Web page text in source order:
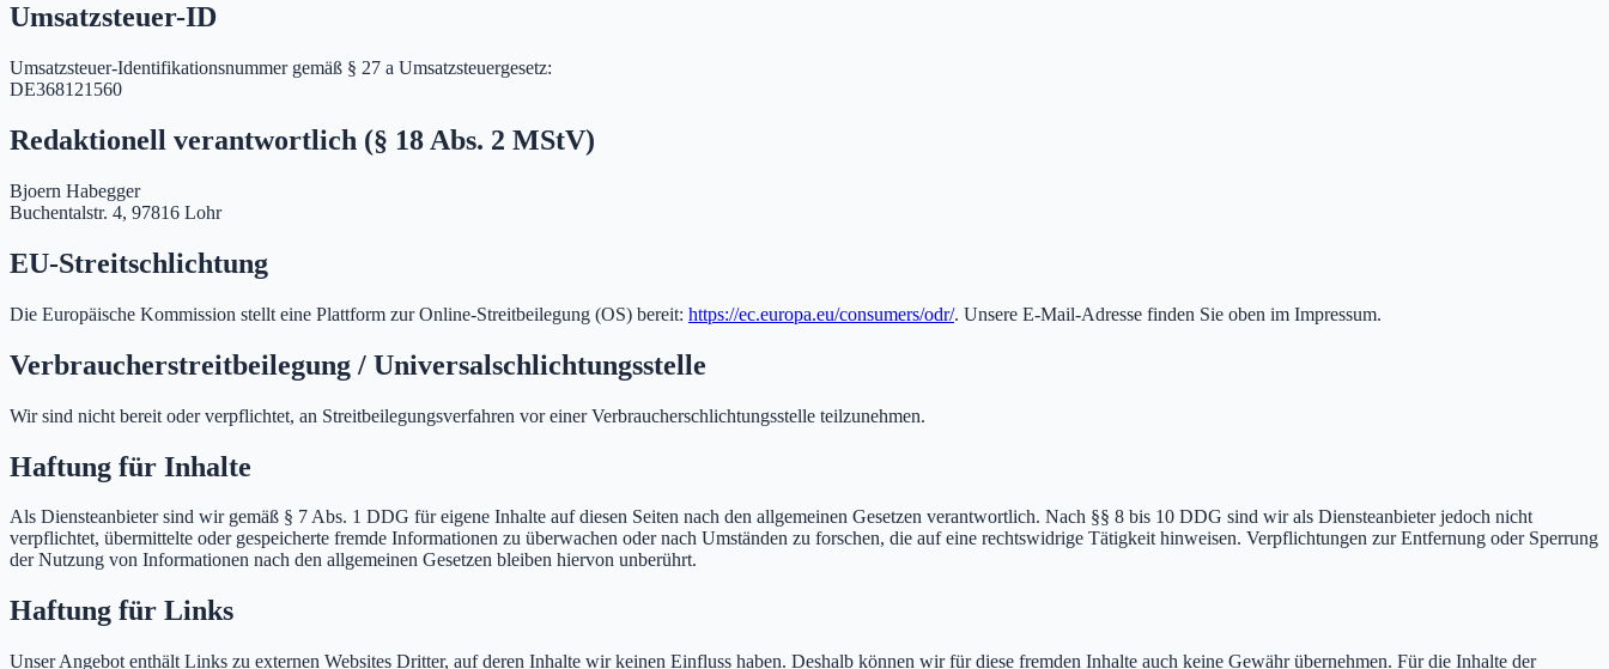
Umsatzsteuer-ID
Umsatzsteuer-Identifikationsnummer gemäß § 27 a Umsatzsteuergesetz:
DE368121560
Redaktionell verantwortlich (§ 18 Abs. 2 MStV)
Bjoern Habegger
Buchentalstr. 4, 97816 Lohr
EU-Streitschlichtung
Die Europäische Kommission stellt eine Plattform zur Online-Streitbeilegung (OS) bereit: https://ec.europa.eu/consumers/odr/. Unsere E-Mail-Adresse finden Sie oben im Impressum.
Verbraucherstreitbeilegung / Universalschlichtungsstelle
Wir sind nicht bereit oder verpflichtet, an Streitbeilegungsverfahren vor einer Verbraucherschlichtungsstelle teilzunehmen.
Haftung für Inhalte
Als Diensteanbieter sind wir gemäß § 7 Abs. 1 DDG für eigene Inhalte auf diesen Seiten nach den allgemeinen Gesetzen verantwortlich. Nach §§ 8 bis 10 DDG sind wir als Diensteanbieter jedoch nicht
verpflichtet, übermittelte oder gespeicherte fremde Informationen zu überwachen oder nach Umständen zu forschen, die auf eine rechtswidrige Tätigkeit hinweisen. Verpflichtungen zur Entfernung oder Sperrung
der Nutzung von Informationen nach den allgemeinen Gesetzen bleiben hiervon unberührt.
Haftung für Links
Unser Angebot enthält Links zu externen Websites Dritter, auf deren Inhalte wir keinen Einfluss haben. Deshalb können wir für diese fremden Inhalte auch keine Gewähr übernehmen. Für die Inhalte der